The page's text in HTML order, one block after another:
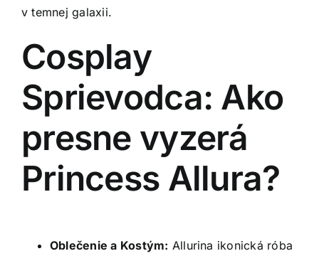
v temnej galaxii.
Cosplay
Sprievodca: Ako
presne vyzerá
Princess Allura?
Oblečenie a Kostým: Allurina ikonická róba